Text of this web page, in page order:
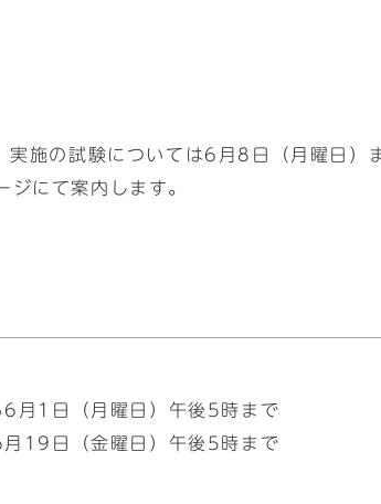
施の試験については6月8日（月曜日
ジにて案内します。
月1日（月曜日）午後5時まで
19日（金曜日）午後5時まで